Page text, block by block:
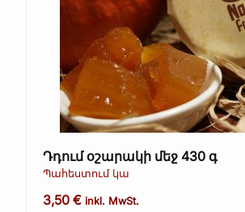
Դդում օշարակի մեջ 430 գ
Պահեստում կա
3,50€ inkl. MwSt.